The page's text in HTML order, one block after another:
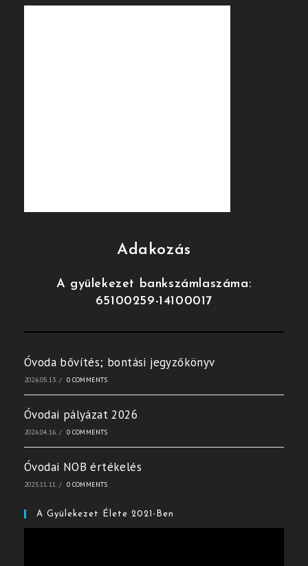
Adakozás
A gyülekezet bankszámlaszáma:
65100259-14100017
Óvoda bővítés; bontási jegyzőkönyv
2026.05.13. / 0 COMMENTS
Óvodai pályázat 2026
2026.04.16. / 0 COMMENTS
Óvodai NOB értékelés
2025.11.11. / 0 COMMENTS
A Gyülekezet Élete 2021-Ben